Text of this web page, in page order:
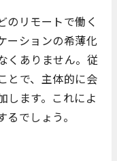
のリモートで働く
ーションの希薄化
くありません。従
とで、主体的に会
します。これによ
でしょう。